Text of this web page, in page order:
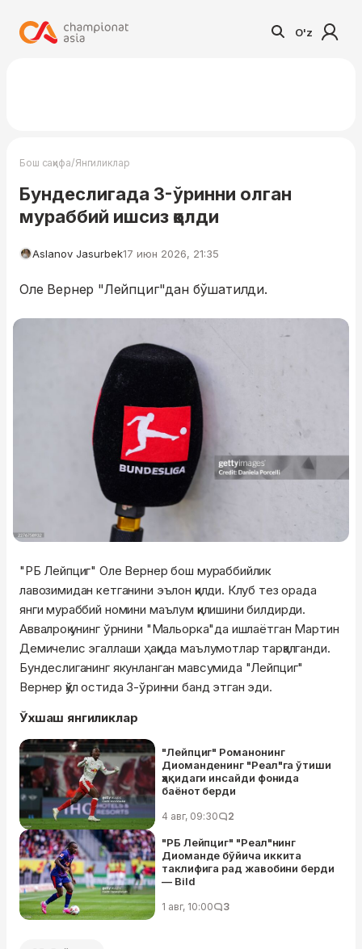
O'z
Бош саҳифа/Янгиликлар
Бундеслигада 3-ўринни олган
мураббий ишсиз қолди
Aslanov Jasurbek17 июн 2026, 21:35
Оле Вернер "Лейпциг"дан бўшатилди.
"РБ Лейпциг" Оле Вернер бош мураббийлик
лавозимидан кетганини эълон қилди. Клуб тез орада
янги мураббий номини маълум қилишини билдирди.
Аввалроқ унинг ўрнини "Мальорка"да ишлаётган Мартин
Демичелис эгаллаши ҳақида маълумотлар тарқалганди.
Бундеслиганинг якунланган мавсумида "Лейпциг"
Вернер қўл остида 3-ўринни банд этган эди.
Ўхшаш янгиликлар
"Лейпциг" Романонинг
Диомандeнинг "Реал"га ўтиши
ҳақидаги инсайди фонида
баёнот берди
4 авг, 09:30 2
"РБ Лейпциг" "Реал"нинг
Диомандe бўйича иккита
таклифига рад жавобини берди
— Bild
1 авг, 10:00 3